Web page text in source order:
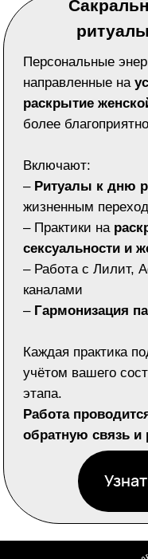
ОСНОВНЫЕ НАПРАВЛЕНИЯ
School of Female Evolution
Об авторском методе
Квантовая Алхимия
Для мужчин
Обучение "Женская эволюция"
Обучение Алхимия Женского
Результаты/Отзывы
Контакты/Социальные сети
Семинар Инициация в женское
Обучение Женская эволюция
2. Создание союза